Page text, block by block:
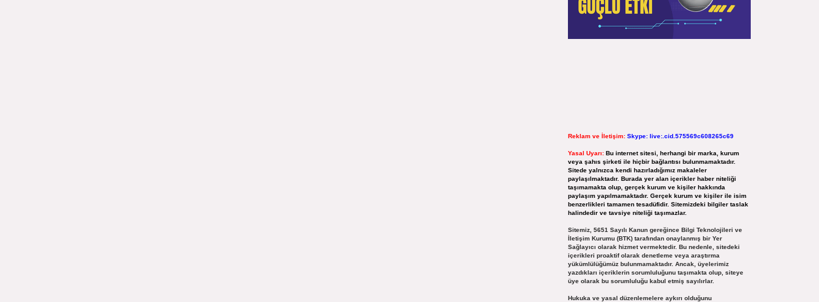
Reklam ve İletişim: Skype: live:.cid.575569c608265c69
Yasal Uyarı: Bu internet sitesi, herhangi bir marka, kurum
veya şahıs şirketi ile hiçbir bağlantısı bulunmamaktadır.
Sitede yalnızca kendi hazırladığımız makaleler
paylaşılmaktadır. Burada yer alan içerikler haber niteliği
taşımamakta olup, gerçek kurum ve kişiler hakkında
paylaşım yapılmamaktadır. Gerçek kurum ve kişiler ile isim
benzerlikleri tamamen tesadüfidir. Sitemizdeki bilgiler taslak
halindedir ve tavsiye niteliği taşımazlar.
Sitemiz, 5651 Sayılı Kanun gereğince Bilgi Teknolojileri ve
İletişim Kurumu (BTK) tarafından onaylanmış bir Yer
Sağlayıcı olarak hizmet vermektedir. Bu nedenle, sitedeki
içerikleri proaktif olarak denetleme veya araştırma
yükümlülüğümüz bulunmamaktadır. Ancak, üyelerimiz
yazdıkları içeriklerin sorumluluğunu taşımakta olup, siteye
üye olarak bu sorumluluğu kabul etmiş sayılırlar.
Hukuka ve yasal düzenlemelere aykırı olduğunu